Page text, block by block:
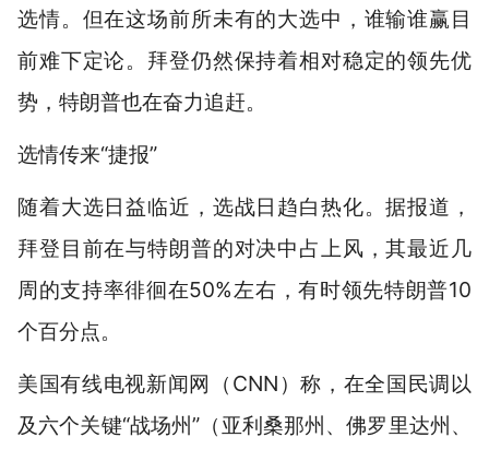
选情。但在这场前所未有的大选中，谁输谁赢目
前难下定论。拜登仍然保持着相对稳定的领先优
势，特朗普也在奋力追赶。
选情传来“捷报”
随着大选日益临近，选战日趋白热化。据报道，
拜登目前在与特朗普的对决中占上风，其最近几
周的支持率徘徊在50%左右，有时领先特朗普10
个百分点。
美国有线电视新闻网（CNN）称，在全国民调以
及六个关键“战场州”（亚利桑那州、佛罗里达州、